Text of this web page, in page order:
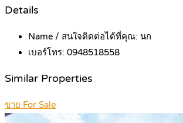
Details
Name / สนใจติดต่อได้ที่คุณ: นก
เบอร์โทร: 0948518558
Similar Properties
ขาย For Sale